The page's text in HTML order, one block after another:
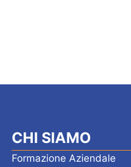
CHI SIAMO
Formazione Aziendale